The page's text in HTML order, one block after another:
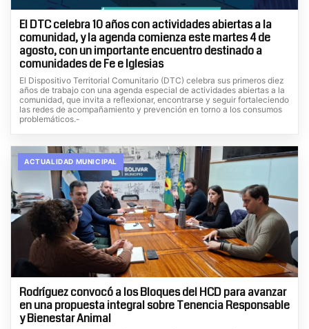
El DTC celebra 10 años con actividades abiertas a la
comunidad, y la agenda comienza este martes 4 de
agosto, con un importante encuentro destinado a
comunidades de Fe e Iglesias
El Dispositivo Territorial Comunitario (DTC) celebra sus primeros diez
años de trabajo con una agenda especial de actividades abiertas a la
comunidad, que invita a reflexionar, encontrarse y seguir fortaleciendo
las redes de acompañamiento y prevención en torno a los consumos
problemáticos.-
ACTUALIDAD MUNICIPAL
Rodríguez convocó a los Bloques del HCD para avanzar
en una propuesta integral sobre Tenencia Responsable
y Bienestar Animal